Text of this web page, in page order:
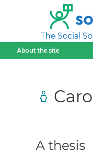
The Social
About the site
A thesis